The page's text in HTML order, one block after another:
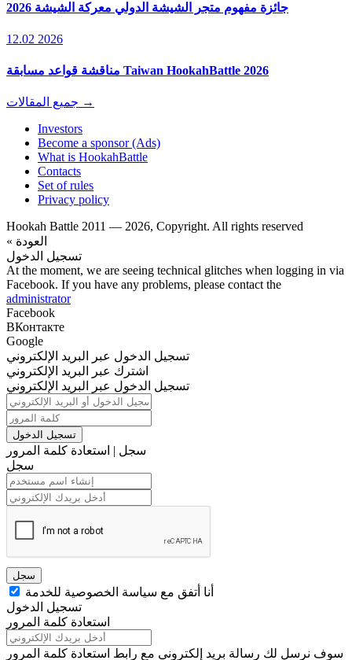
جائزة مفهوم متجر الشيشة الدولي معركة الشيشة 2026
12.02 2026
مناقشة قواعد مسابقة Taiwan HookahBattle 2026
جميع المقالات →
Investors
Become a sponsor (Ads)
What is HookahBattle
Contacts
Set of rules
Privacy policy
Hookah Battle 2011 — 2026, Copyright. All rights reserved
« العودة
تسجيل الدخول
At the moment, we are seeing technical glitches when logging in via
Facebook. If you have any problems, please contact the
administrator
Facebook
ВКонтакте
Google
تسجيل الدخول عبر البريد الإلكتروني
اشترك عبر البريد الإلكتروني
تسجيل الدخول عبر البريد الإلكتروني
تسجيل الدخول
سجل | استعادة كلمة المرور
سجل
سجل
أنا أتفق مع سياسة الخصوصية للخدمة
تسجيل الدخول
استعادة كلمة المرور
سوف نرسل لك رسالة بريد إلكتروني مع رابط استعادة كلمة المرور